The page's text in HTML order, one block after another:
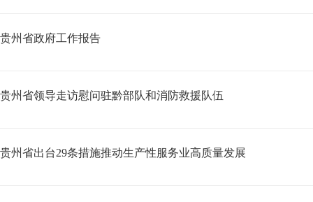
贵州省政府工作报告
贵州省领导走访慰问驻黔部队和消防救援队伍
贵州省出台29条措施推动生产性服务业高质量发展